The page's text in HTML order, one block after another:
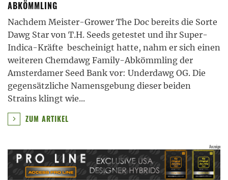
ABKÖMMLING
Nachdem Meister-Grower The Doc bereits die Sorte
Dawg Star von T.H. Seeds getestet und ihr Super-
Indica-Kräfte bescheinigt hatte, nahm er sich einen
weiteren Chemdawg Family-Abkömmling der
Amsterdamer Seed Bank vor: Underdawg OG. Die
gegensätzliche Namensgebung dieser beiden
Strains klingt wie...
ZUM ARTIKEL